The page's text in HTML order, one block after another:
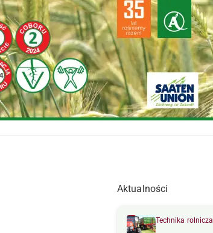
Aktualności
Technika rolnicza